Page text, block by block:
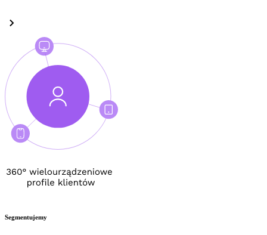
Segmentujemy